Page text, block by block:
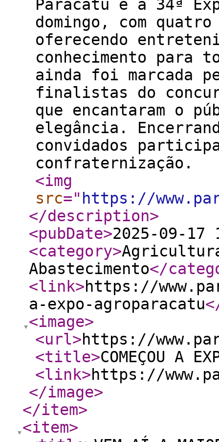
Paracatu e a 34ª
domingo, com
oferecendo
conhecimento para
ainda foi marcada
finalistas do
que encantaram o
elegância.
convidados
confraternização.
<img
src=" https://
</description>
<pubDate>2025-09-17
<category>
Abastecimento</
<link>https://
a-expo-agroparacatu
<image>
<url>https://
<title>COMEÇOU A
<link>https://
</image>
</item>
<item>